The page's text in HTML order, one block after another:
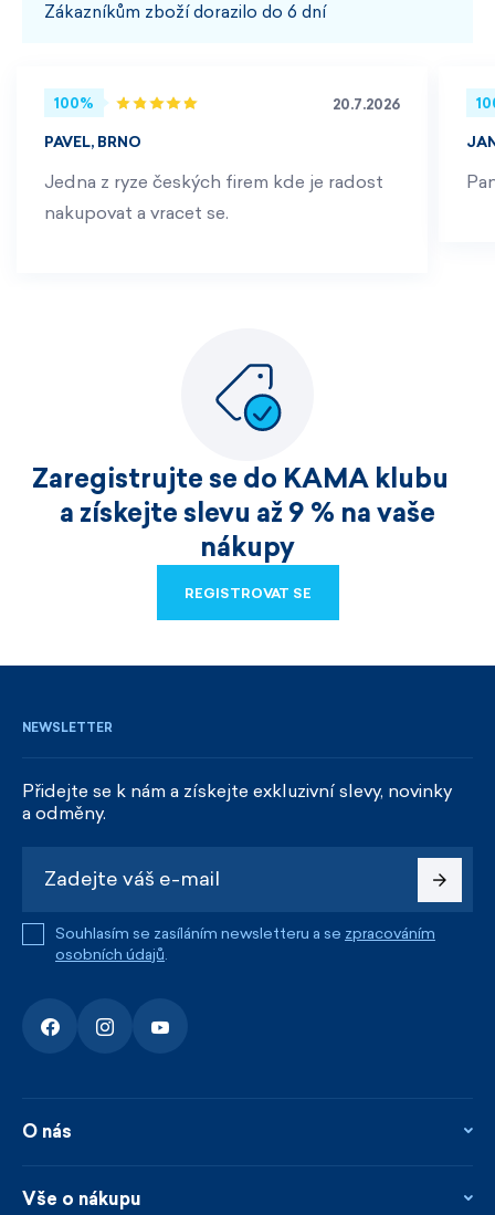
Zákazníkům zboží dorazilo do 6 dní
100% 20.7.2026
PAVEL, BRNO
Jedna z ryze českých firem kde je radost
nakupovat a vracet se.
Zaregistrujte se do KAMA klubu
a získejte slevu až 9 % na vaše
nákupy
REGISTROVAT SE
NEWSLETTER
Přidejte se k nám a získejte exkluzivní slevy, novinky
a odměny.
Souhlasím se zasíláním newsletteru a se zpracováním
osobních údajů.
O nás
Kontakty
Vše o nákupu